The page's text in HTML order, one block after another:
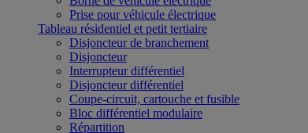
Prise pour véhicule électrique
Tableau résidentiel et petit tertiaire
Disjoncteur de branchement
Disjoncteur
Interrupteur différentiel
Disjoncteur différentiel
Coupe-circuit, cartouche et fusible
Bloc différentiel modulaire
Répartition